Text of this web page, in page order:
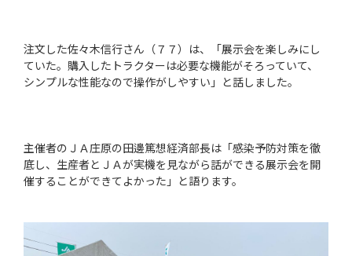
注文した佐々木信行さん（７７）は、「展示会を楽しみにし
ていた。購入したトラクターは必要な機能がそろっていて、
シンプルな性能なので操作がしやすい」と話しました。
主催者のＪＡ庄原の田邊篤想経済部長は「感染予防対策を徹
底し、生産者とＪＡが実機を見ながら話ができる展示会を開
催することができてよかった」と語ります。